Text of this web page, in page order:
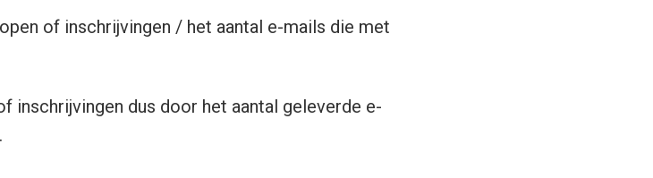
of inschrijvingen / het aantal e-mails die met
inschrijvingen dus door het aantal geleverde e-